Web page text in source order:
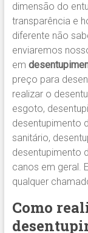
dimensão do
transparência e
diferente não
enviaremos
em
preço para
realizar o
esgoto,
desentupimento
sanitário,
desentupimento
canos em geral.
qualquer
Como